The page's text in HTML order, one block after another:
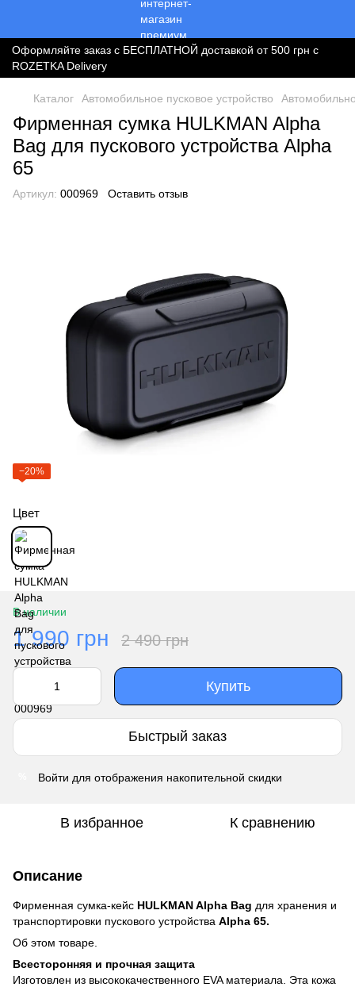
Оформляйте заказ с БЕСПЛАТНОЙ доставкой от 500 грн с
ROZETKA Delivery
Каталог Автомобильное пусковое устройство
Фирменная сумка HULKMAN Alpha
Bag для пускового устройства Alpha
65
Артикул: 000969 Оставить отзыв
−20%
Цвет
В наличии
1 990 грн 2 490 грн
Купить
Быстрый заказ
Войти для отображения накопительной скидки
В избранное К сравнению
Описание
Фирменная сумка-кейс HULKMAN Alpha Bag для хранения и
транспортировки пускового устройства Alpha 65.
Об этом товаре.
Всесторонняя и прочная защита
Изготовлен из высококачественного EVA материала. Эта кожа